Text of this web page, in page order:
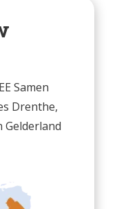
Samen
Drenthe,
Gelderland